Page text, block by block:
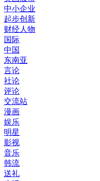
中小企业
起步创新
财经人物
国际
中国
东南亚
言论
社论
评论
交流站
漫画
娱乐
明星
影视
音乐
韩流
送礼